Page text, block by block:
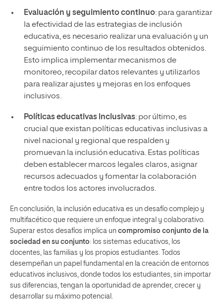
Evaluación y seguimiento continuo: para garantizar
la efectividad de las estrategias de inclusión
educativa, es necesario realizar una evaluación y un
seguimiento continuo de los resultados obtenidos.
Esto implica implementar mecanismos de
monitoreo, recopilar datos relevantes y utilizarlos
para realizar ajustes y mejoras en los enfoques
inclusivos.
Políticas educativas inclusivas: por último, es
crucial que existan políticas educativas inclusivas a
nivel nacional y regional que respalden y
promuevan la inclusión educativa. Estas políticas
deben establecer marcos legales claros, asignar
recursos adecuados y fomentar la colaboración
entre todos los actores involucrados.
En conclusión, la inclusión educativa es un desafío complejo y
multifacético que requiere un enfoque integral y colaborativo.
Superar estos desafíos implica un compromiso conjunto de la
sociedad en su conjunto: los sistemas educativos, los
docentes, las familias y los propios estudiantes. Todos
desempeñan un papel fundamental en la creación de entornos
educativos inclusivos, donde todos los estudiantes, sin importar
sus diferencias, tengan la oportunidad de aprender, crecer y
desarrollar su máximo potencial.